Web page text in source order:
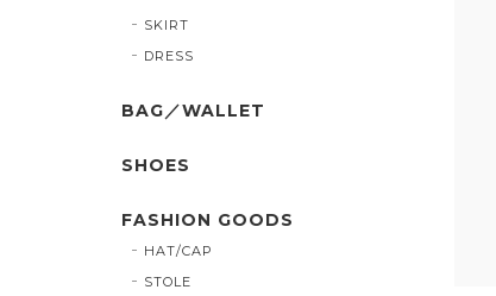
SKIRT
DRESS
BAG／WALLET
SHOES
FASHION GOODS
HAT/CAP
STOLE